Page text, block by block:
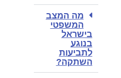
מה המצב
המשפטי
בישראל
בנוגע
לתביעות
השתקה?